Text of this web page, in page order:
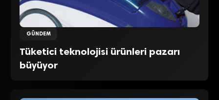
GÜNDEM
Tüketici teknolojisi ürünleri pazarı
büyüyor